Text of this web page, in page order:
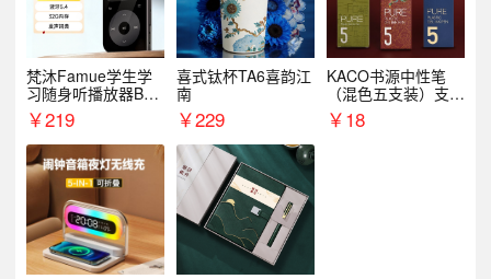
梵沐Famue学生学
习随身听播放器BL1
5（64G）
￥219
喜式钛杯TA6喜韵江
南
￥229
KACO书源中性笔
（混色五支装）支持
logo定制
￥18